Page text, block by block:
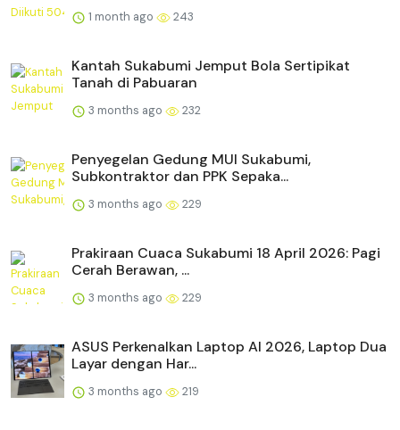
1 month ago 243
Kantah Sukabumi Jemput Bola Sertipikat
Tanah di Pabuaran
3 months ago 232
Penyegelan Gedung MUI Sukabumi,
Subkontraktor dan PPK Sepaka...
3 months ago 229
Prakiraan Cuaca Sukabumi 18 April 2026: Pagi
Cerah Berawan, ...
3 months ago 229
ASUS Perkenalkan Laptop AI 2026, Laptop Dua
Layar dengan Har...
3 months ago 219